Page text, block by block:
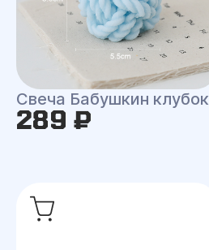
Свеча Бабушкин клубок
289 ₽